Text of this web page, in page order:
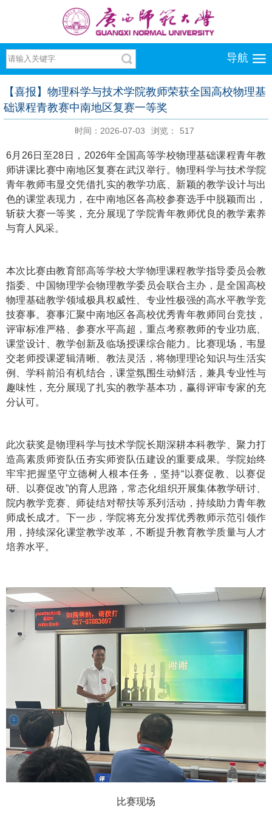
导航
【喜报】物理科学与技术学院教师荣获全国高校物理基
础课程青教赛中南地区复赛一等奖
时间：2026-07-03 浏览： 517
6月26日至28日，2026年全国高等学校物理基础课程青年教
师讲课比赛中南地区复赛在武汉举行。物理科学与技术学院
青年教师韦显交凭借扎实的教学功底、新颖的教学设计与出
色的课堂表现力，在中南地区各高校参赛选手中脱颖而出，
斩获大赛一等奖，充分展现了学院青年教师优良的教学素养
与育人风采。
本次比赛由教育部高等学校大学物理课程教学指导委员会教
指委、中国物理学会物理教学委员会联合主办，是全国高校
物理基础教学领域极具权威性、专业性极强的高水平教学竞
技赛事。赛事汇聚中南地区各高校优秀青年教师同台竞技，
评审标准严格、参赛水平高超，重点考察教师的专业功底、
课堂设计、教学创新及临场授课综合能力。比赛现场，韦显
交老师授课逻辑清晰、教法灵活，将物理理论知识与生活实
例、学科前沿有机结合，课堂氛围生动鲜活，兼具专业性与
趣味性，充分展现了扎实的教学基本功，赢得评审专家的充
分认可。
此次获奖是物理科学与技术学院长期深耕本科教学、聚力打
造高素质师资队伍夯实师资队伍建设的重要成果。学院始终
牢牢把握坚守立德树人根本任务，坚持“以赛促教、以赛促
研、以赛促改”的育人思路，常态化组织开展集体教学研讨、
院内教学竞赛、师徒结对帮扶等系列活动，持续助力青年教
师成长成才。下一步，学院将充分发挥优秀教师示范引领作
用，持续深化课堂教学改革，不断提升教育教学质量与人才
培养水平。
比赛现场